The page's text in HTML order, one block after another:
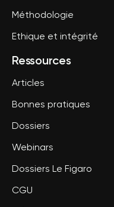
Méthodologie
Ethique et intégrité
Ressources
Articles
Bonnes pratiques
Dossiers
Webinars
Dossiers Le Figaro
CGU